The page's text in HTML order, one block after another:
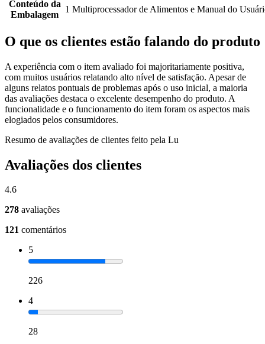
Conteúdo da
Embalagem
1 Multiprocessador de Alimentos e Manual do
O que os clientes estão falando do produto
A experiência com o item avaliado foi majoritariamente positiva,
com muitos usuários relatando alto nível de satisfação. Apesar de
alguns relatos pontuais de problemas após o uso inicial, a maioria
das avaliações destaca o excelente desempenho do produto. A
funcionalidade e o funcionamento do item foram os aspectos mais
elogiados pelos consumidores.
Resumo de avaliações de clientes feito pela Lu
Avaliações dos clientes
4.6
278 avaliações
121 comentários
5
226
4
28